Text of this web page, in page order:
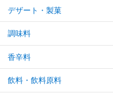
デザート・製菓
調味料
香辛料
飲料・飲料原料